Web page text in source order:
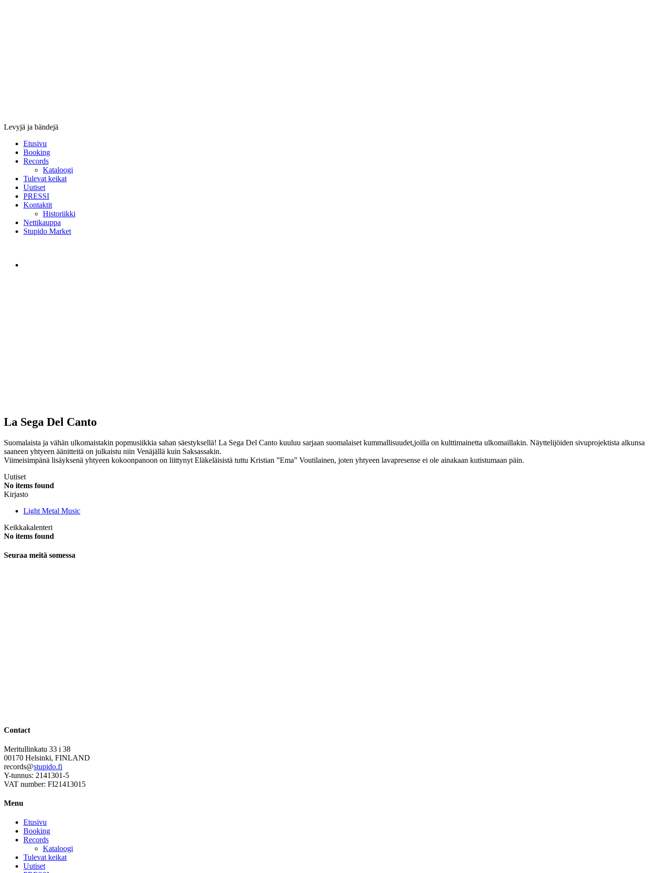
Levyjä ja bändejä
Etusivu
Booking
Records
Kataloogi
Tulevat keikat
Uutiset
PRESSI
Kontaktit
Historiikki
Nettikauppa
Stupido Market
La Sega Del Canto
Suomalaista ja vähän ulkomaistakin popmusiikkia sahan säestyksellä! La Sega Del Canto kuuluu sarjaan suomalaiset kummallisuudet,joilla on kulttimainetta ulkomaillakin. Näyttelijöiden sivuprojektista alkunsa
saaneen yhtyeen äänitteitä on julkaistu niin Venäjällä kuin Saksassakin.
Viimeisimpänä lisäyksenä yhtyeen kokoonpanoon on liittynyt Eläkeläisistä tuttu Kristian ”Ema” Voutilainen, joten yhtyeen lavapresense ei ole ainakaan kutistumaan päin.
Uutiset
No items found
Kirjasto
Light Metal Music
Keikkakalenteri
No items found
Seuraa meitä somessa
Contact
Meritullinkatu 33 i 38
00170 Helsinki, FINLAND
records@stupido.fi
Y-tunnus: 2141301-5
VAT number: FI21413015
Menu
Etusivu
Booking
Records
Kataloogi
Tulevat keikat
Uutiset